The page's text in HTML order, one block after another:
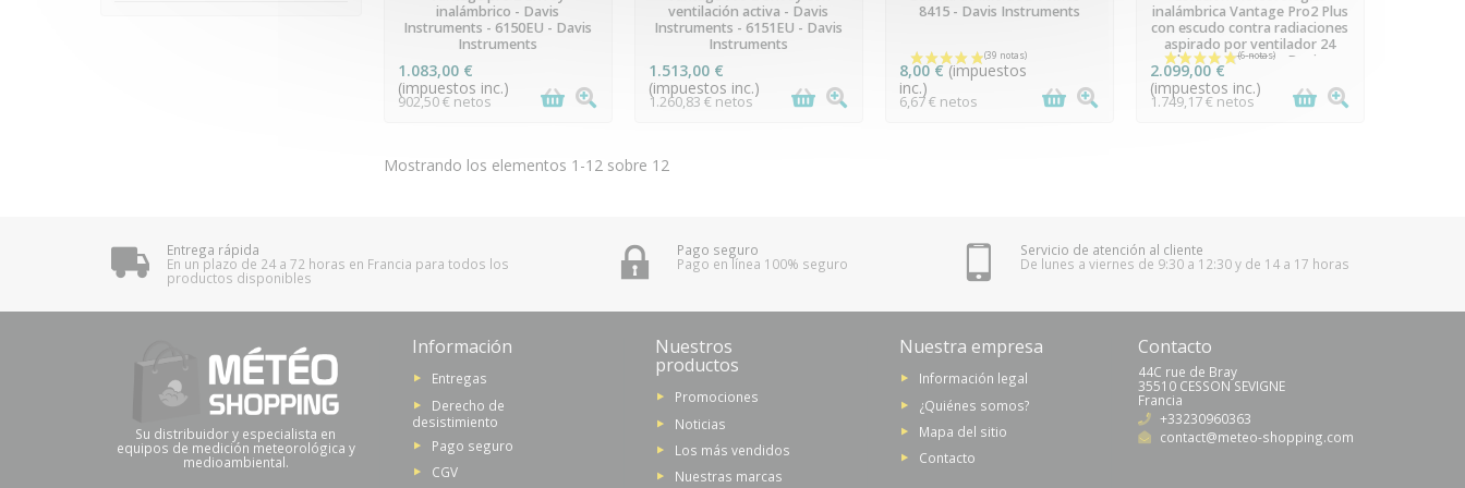
(20 notas)
inalámbrico - Davis
Instruments - 6150EU - Davis
Instruments
1.083,00 €
(impuestos inc.)
902,50 € netos
ventilación activa - Davis
Instruments - 6151EU - Davis
Instruments
1.513,00 €
(impuestos inc.)
1.260,83 € netos
8415 - Davis Instruments
8,00 € (impuestos
inc.)
6,67 € netos
inalámbrica Vantage Pro2 Plus
con escudo contra radiaciones
aspirado por ventilador 24
horas - 6263EU - Davis
Instruments
2.099,00 €
(impuestos inc.)
1.749,17 € netos
Mostrando los elementos 1-12 sobre 12
Entrega rápida
En un plazo de 24 a 72 horas en Francia para todos los
productos disponibles
Pago seguro
Pago en línea 100% seguro
Servicio de atención al cliente
De lunes a viernes de 9:30 a 12:30 y de 14 a 17 horas
Su distribuidor y especialista en
equipos de medición meteorológica y
medioambiental.
Información
Entregas
Derecho de
desistimiento
Pago seguro
CGV
Nuestros
productos
Promociones
Noticias
Los más vendidos
Nuestras marcas
Nuestra empresa
Información legal
¿Quiénes somos?
Mapa del sitio
Contacto
Contacto
44C rue de Bray
35510 CESSON SEVIGNE
Francia
+33230960363
contact@meteo-shopping.com